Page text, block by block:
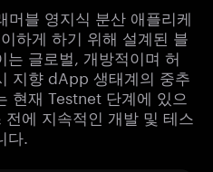
블 영지식 분산 애플리케
하게 하기 위해 설계된 블
글로벌, 개방적이며 허
지향 dApp 생태계의 중추
현재 Testnet 단계에 있으
에 지속적인 개발 및 테스
다.